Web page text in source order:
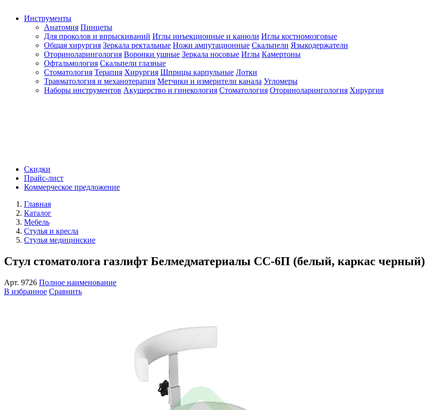
Инструменты
Анатомия Пинцеты
Для проколов и впрыскиваний Иглы инъекционные и канюли Иглы костномозговые
Общая хирургия Зеркала ректальные Ножи ампутационные Скальпели Языкодержатели
Оториноларингология Воронки ушные Зеркала носовые Иглы Камертоны
Офтальмология Скальпели глазные
Стоматология Терапия Хирургия Шприцы карпульные Лотки
Травматология и механотерапия Метчики и измерители канала Угломеры
Наборы инструментов Акушерство и гинекология Стоматология Оториноларингология Хирургия
Скидки
Прайс-лист
Коммерческое предложение
Главная
Каталог
Мебель
Стулья и кресла
Стулья медицинские
Стул стоматолога газлифт Белмедматериалы СС-6П (белый, каркас черный)
Арт. 9726 Полное наименование
В избранное Сравнить